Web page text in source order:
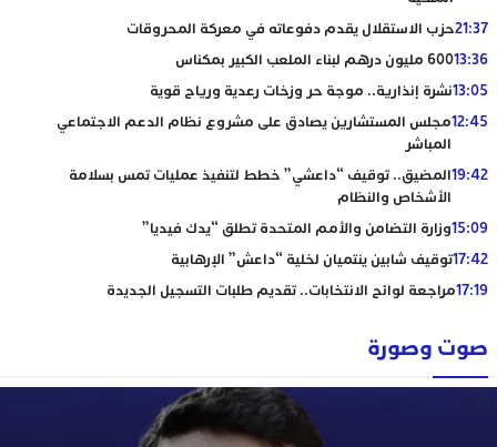
21:37حزب الاستقلال يقدم دفوعاته في معركة المحروقات
13:36600 مليون درهم لبناء الملعب الكبير بمكناس
13:05نشرة إنذارية.. موجة حر وزخات رعدية ورياح قوية
12:45مجلس المستشارين يصادق على مشروع نظام الدعم الاجتماعي
المباشر
19:42المضيق.. توقيف “داعشي” خطط لتنفيذ عمليات تمس بسلامة
الأشخاص والنظام
15:09وزارة التضامن والأمم المتحدة تطلق “يدك فيديا”
17:42توقيف شابين ينتميان لخلية “داعش” الإرهابية
17:19مراجعة لوائح الانتخابات.. تقديم طلبات التسجيل الجديدة
صوت وصورة